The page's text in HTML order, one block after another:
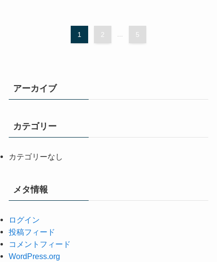
1 2 5
アーカイブ
カテゴリー
カテゴリーなし
メタ情報
ログイン
投稿フィード
コメントフィード
WordPress.org